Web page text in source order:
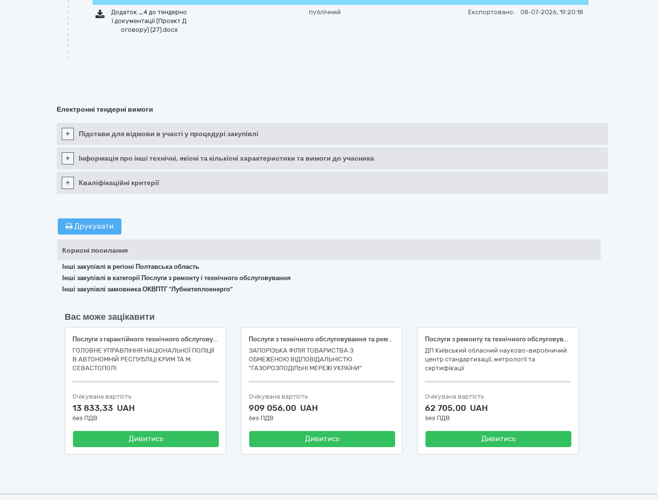
Додаток _4 до тендерно
ї документації (Проект Д
оговору) (27).docx
публічний Експортовано: 08-07-2026, 19:20:18
Електронні тендерні вимоги
+ Підстави для відмови в участі у процедурі закупівлі
+ Інформація про інші технічні, якісні та кількісні характеристики та вимоги до учасника
+ Кваліфікаційні критерії
Друкувати
Корисні посилання
Інші закупівлі в регіоні Полтавська область
Інші закупівлі в категорії Послуги з ремонту і технічного обслуговування
Інші закупівлі замовника ОКВПТГ "Лубнитеплоенерго"
Вас може зацікавити
Послуги з гарантійного технічного обслуговування та поточного ремонту спеціалізованого транспортного засобу
ГОЛОВНЕ УПРАВЛІННЯ НАЦІОНАЛЬНОЇ ПОЛІЦІЇ
В АВТОНОМНІЙ РЕСПУБЛІЦІ КРИМ ТА М.
СЕВАСТОПОЛІ
Очікувана вартість
13 833,33 UAH
без ПДВ
Дивитись
Послуги з технічного обслуговування та ремонту автотранспортних засобів
ЗАПОРІЗЬКА ФІЛІЯ ТОВАРИСТВА З
ОБМЕЖЕНОЮ ВІДПОВІДАЛЬНІСТЮ
"ГАЗОРОЗПОДІЛЬНІ МЕРЕЖІ УКРАЇНИ"
Очікувана вартість
909 056,00 UAH
без ПДВ
Дивитись
Послуги з ремонту та технічного обслуговування автомобіля KIA SORENTO VIN: KNEJC524585836957
ДП Київський обласний науково-виробничий
центр стандартизації, метрології та
сертифікації
Очікувана вартість
62 705,00 UAH
без ПДВ
Дивитись